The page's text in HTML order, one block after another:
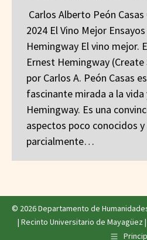
Carlos Alberto Peón
2024 El Vino Mejor
Hemingway El vino mejor.
Ernest Hemingway (Create
por Carlos A. Peón Casas
fascinante mirada a la
Hemingway. Es una
aspectos poco conocidos
parcialmente…
© 2026 Departamento de
| Recinto Universitario de Mayagüez|